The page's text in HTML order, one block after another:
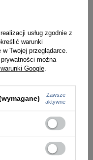
usług zgodnie z
warunki
Twojej przeglądarce.
można
Google
Zawsze
aktywne